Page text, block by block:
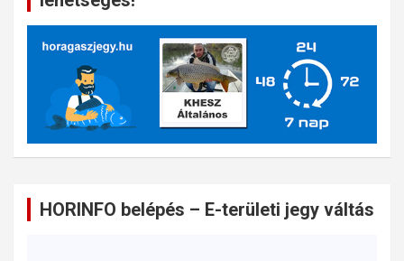
HORINFO belépés – E-területi jegy váltás